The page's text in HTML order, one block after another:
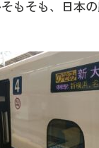
もそも、日本